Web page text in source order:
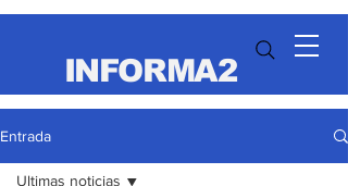
INFORMA2
Entrada
Ultimas noticias